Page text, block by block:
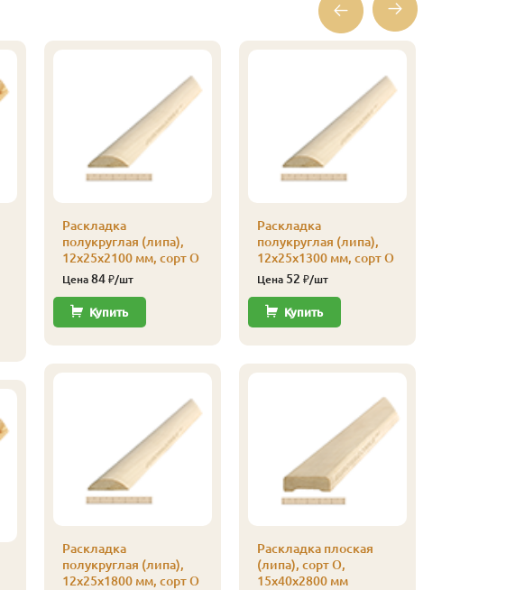
Раскладка
полукруглая (липа),
12х25х2100 мм, сорт О
Цена 84₽/шт
Купить
Раскладка
полукруглая (липа),
12х25х1800 мм, сорт О
Раскладка
полукруглая (липа),
12х25х1300 мм, сорт О
Цена 52 ₽/шт
Купить
Раскладка плоская
(липа), сорт О,
15х40х2800 мм